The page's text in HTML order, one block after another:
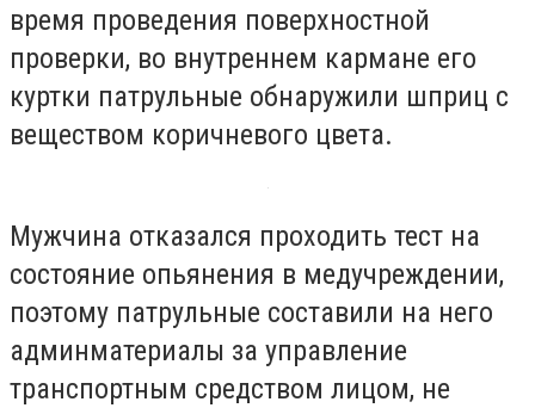
время проведения поверхностной
проверки, во внутреннем кармане его
куртки патрульные обнаружили шприц с
веществом коричневого цвета.
Мужчина отказался проходить тест на
состояние опьянения в медучреждении,
поэтому патрульные составили на него
админматериалы за управление
транспортным средством лицом, не